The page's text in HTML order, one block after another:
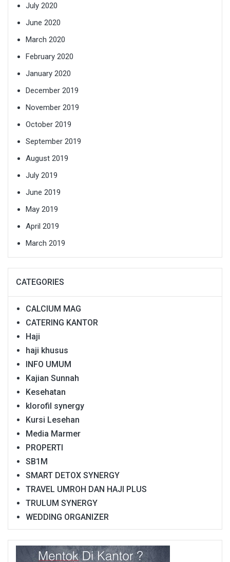
July 2020
June 2020
March 2020
February 2020
January 2020
December 2019
November 2019
October 2019
September 2019
August 2019
July 2019
June 2019
May 2019
April 2019
March 2019
CATEGORIES
CALCIUM MAG
CATERING KANTOR
Haji
haji khusus
INFO UMUM
Kajian Sunnah
Kesehatan
klorofil synergy
Kursi Lesehan
Media Marmer
PROPERTI
SB1M
SMART DETOX SYNERGY
TRAVEL UMROH DAN HAJI PLUS
TRULUM SYNERGY
WEDDING ORGANIZER